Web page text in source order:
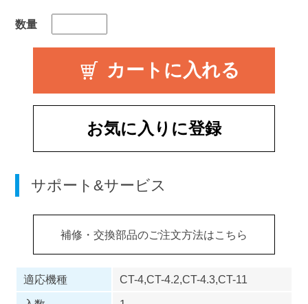
数量
お気に入りに登録
サポート&サービス
補修・交換部品のご注文方法はこちら
適応機種
CT-4,CT-4.2,CT-4.3,CT-11